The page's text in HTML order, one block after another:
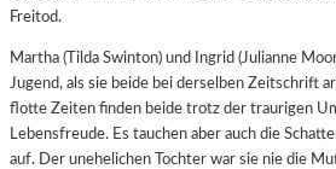
Freitod.
Martha (Tilda Swinton) und Ingrid (Julianne
Jugend, als sie beide bei derselben Zeitschrift
flotte Zeiten finden beide trotz der traurigen
Lebensfreude. Es tauchen aber auch die
auf. Der unehelichen Tochter war sie nie die